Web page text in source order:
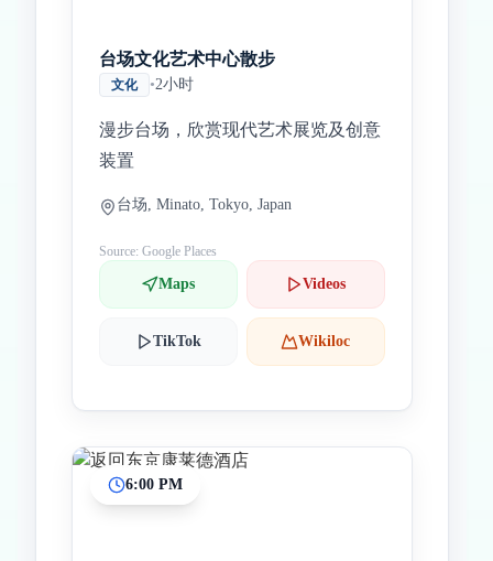
台场文化艺术中心散步
文化 •2小时
漫步台场，欣赏现代艺术展览及创意
装置
台场, Minato, Tokyo, Japan
Source: Google Places
Maps Videos
TikTok Wikiloc
6:00 PM